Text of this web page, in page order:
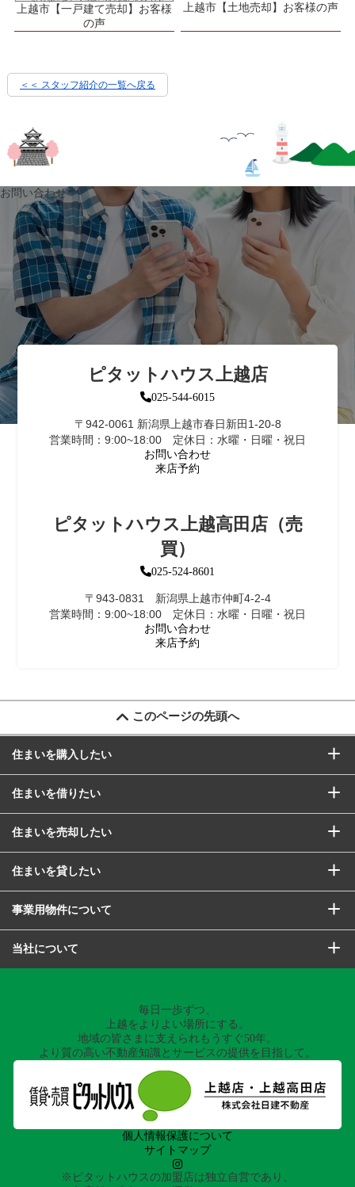
上越市【一戸建て売却】お客様
の声
上越市【土地売却】お客様の声
＜＜ スタッフ紹介の一覧へ戻る
お問い合わせ
ピタットハウス上越店
025-544-6015
〒942-0061 新潟県上越市春日新田1-20-8
営業時間：9:00~18:00 定休日：水曜・日曜・祝日
お問い合わせ
来店予約
ピタットハウス上越高田店（売
買）
025-524-8601
〒943-0831 新潟県上越市仲町4-2-4
営業時間：9:00~18:00 定休日：水曜・日曜・祝日
お問い合わせ
来店予約
このページの先頭へ
住まいを購入したい
住まいを借りたい
住まいを売却したい
住まいを貸したい
事業用物件について
当社について
毎日一歩ずつ、
上越をよりよい場所にする。
地域の皆さまに支えられもうすぐ50年。
より質の高い不動産知識とサービスの提供を目指して。
個人情報保護について
サイトマップ
※ピタットハウスの加盟店は独立自営であり、